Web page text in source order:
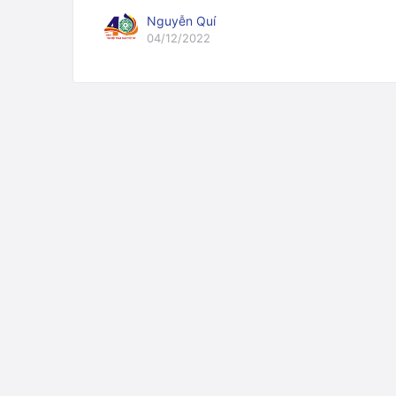
Nguyễn Quí
04/12/2022